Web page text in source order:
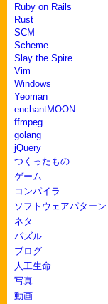
Ruby on Rails
Rust
SCM
Scheme
Slay the Spire
Vim
Windows
Yeoman
enchantMOON
ffmpeg
golang
jQuery
つくったもの
ゲーム
コンパイラ
ソフトウェアパターン
ネタ
パズル
ブログ
人工生命
写真
動画